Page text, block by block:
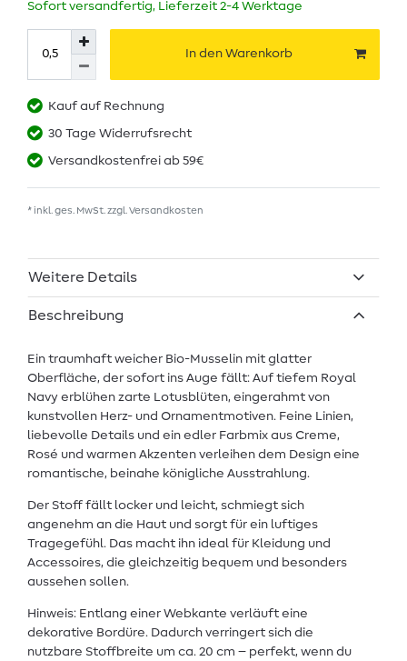
Sofort versandfertig, Lieferzeit 2-4 Werktage
In den Warenkorb
Kauf auf Rechnung
30 Tage Widerrufsrecht
Versandkostenfrei ab 59€
* inkl. ges. MwSt. zzgl. Versandkosten
Weitere Details
Beschreibung
Ein traumhaft weicher Bio-Musselin mit glatter
Oberfläche, der sofort ins Auge fällt: Auf tiefem Royal
Navy erblühen zarte Lotusblüten, eingerahmt von
kunstvollen Herz- und Ornamentmotiven. Feine Linien,
liebevolle Details und ein edler Farbmix aus Creme,
Rosé und warmen Akzenten verleihen dem Design eine
romantische, beinahe königliche Ausstrahlung.
Der Stoff fällt locker und leicht, schmiegt sich
angenehm an die Haut und sorgt für ein luftiges
Tragegefühl. Das macht ihn ideal für Kleidung und
Accessoires, die gleichzeitig bequem und besonders
aussehen sollen.
Hinweis: Entlang einer Webkante verläuft eine
dekorative Bordüre. Dadurch verringert sich die
nutzbare Stoffbreite um ca. 20 cm – perfekt, wenn du